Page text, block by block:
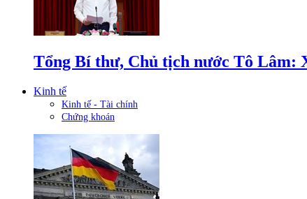
Tổng Bí thư, Chủ tịch nước Tô Lâm:
Kinh tế
Kinh tế - Tài chính
Chứng khoán